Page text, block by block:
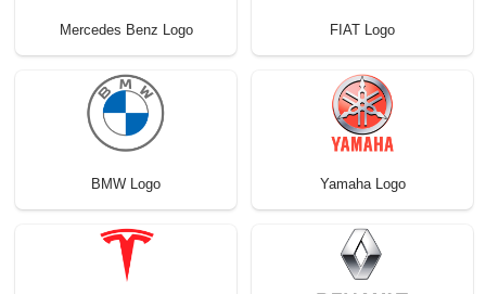
Mercedes Benz Logo FIAT Logo
BMW Logo Yamaha Logo